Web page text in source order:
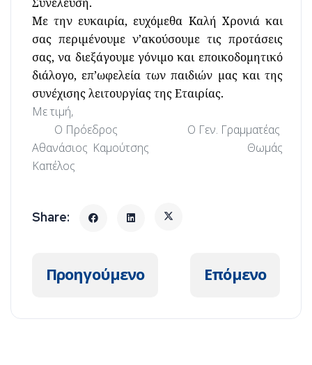
Με την ευκαιρία, ευχόμεθα Καλή Χρονιά και
σας περιμένουμε ν’ακούσουμε τις προτάσεις
σας, να διεξάγουμε γόνιμο και εποικοδομητικό
διάλογο, επ’ωφελεία των παιδιών μας και της
συνέχισης λειτουργίας της Εταιρίας.
Με τιμή,
Ο Πρόεδρος Ο Γεν. Γραμματέας
Αθανάσιος Καμούτσης Θωμάς
Καπέλος
Προηγούμενο άρθρο: Συνέλευση
Προηγούμενο Επόμενο
Επόμενο